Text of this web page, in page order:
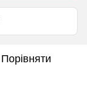
Порівняти